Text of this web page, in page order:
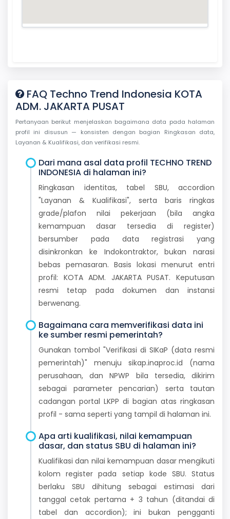
FAQ Techno Trend Indonesia KOTA
ADM. JAKARTA PUSAT
Pertanyaan berikut menjelaskan bagaimana data pada halaman
profil ini disusun — konsisten dengan bagian Ringkasan data,
Layanan & Kualifikasi, dan verifikasi resmi.
Dari mana asal data profil TECHNO TREND
INDONESIA di halaman ini?
Ringkasan identitas, tabel SBU, accordion
"Layanan & Kualifikasi", serta baris ringkas
grade/plafon nilai pekerjaan (bila angka
kemampuan dasar tersedia di register)
bersumber pada data registrasi yang
disinkronkan ke Indokontraktor, bukan narasi
bebas pemasaran. Basis lokasi menurut entri
profil: KOTA ADM. JAKARTA PUSAT. Keputusan
resmi tetap pada dokumen dan instansi
berwenang.
Bagaimana cara memverifikasi data ini
ke sumber resmi pemerintah?
Gunakan tombol "Verifikasi di SIKaP (data resmi
pemerintah)" menuju sikap.inaproc.id (nama
perusahaan, dan NPWP bila tersedia, dikirim
sebagai parameter pencarian) serta tautan
cadangan portal LKPP di bagian atas ringkasan
profil - sama seperti yang tampil di halaman ini.
Apa arti kualifikasi, nilai kemampuan
dasar, dan status SBU di halaman ini?
Kualifikasi dan nilai kemampuan dasar mengikuti
kolom register pada setiap kode SBU. Status
berlaku SBU dihitung sebagai estimasi dari
tanggal cetak pertama + 3 tahun (ditandai di
tabel dan accordion); ini bukan pengganti